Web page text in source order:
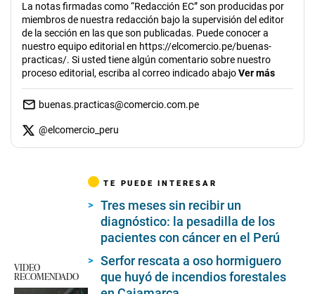
i
n
u
t
e
s
,
3
s
e
c
o
n
La notas firmadas como “Redacción EC” son producidas por
miembros de nuestra redacción bajo la supervisión del editor
de la sección en las que son publicadas. Puede conocer a
nuestro equipo editorial en https://elcomercio.pe/buenas-
practicas/. Si usted tiene algún comentario sobre nuestro
proceso editorial, escriba al correo indicado abajoVer más
buenas.practicas@comercio.com.pe
@elcomercio_peru
VIDEO
RECOMENDADO
TE PUEDE INTERESAR
Tres meses sin recibir un
diagnóstico: la pesadilla de los
pacientes con cáncer en el Perú
Serfor rescata a oso hormiguero
que huyó de incendios forestales